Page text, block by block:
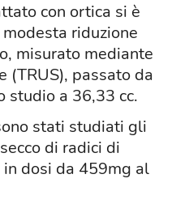
con ortica si è
riduzione
misurato mediante
(TRUS), passato da
studio a 36,33 cc.
stati studiati gli
di radici di
dosi da 459mg al